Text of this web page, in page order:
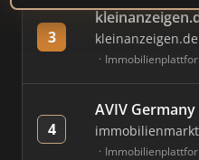
3 kleinanzeigen.de
4
AVIV